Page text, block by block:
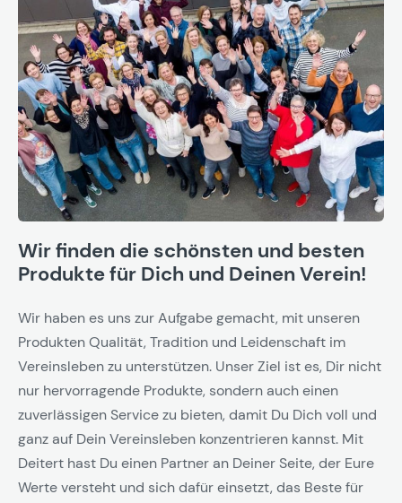
Wir finden die schönsten und besten
Produkte für Dich und Deinen Verein!
Wir haben es uns zur Aufgabe gemacht, mit unseren
Produkten Qualität, Tradition und Leidenschaft im
Vereinsleben zu unterstützen. Unser Ziel ist es, Dir nicht
nur hervorragende Produkte, sondern auch einen
zuverlässigen Service zu bieten, damit Du Dich voll und
ganz auf Dein Vereinsleben konzentrieren kannst. Mit
Deitert hast Du einen Partner an Deiner Seite, der Eure
Werte versteht und sich dafür einsetzt, das Beste für